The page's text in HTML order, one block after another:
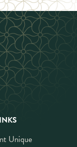
Unique